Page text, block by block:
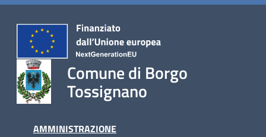
Comune di Borgo
Tossignano
AMMINISTRAZIONE